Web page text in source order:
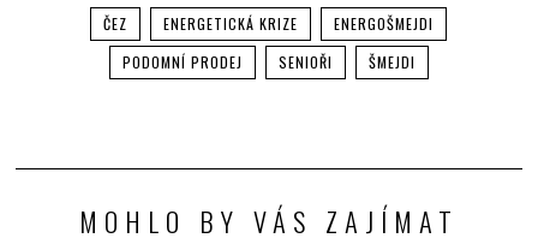
ČEZ ENERGETICKÁ KRIZE
ENERGOŠMEJDI
PODOMNÍ PRODEJ
SENIOŘI ŠMEJDI
MOHLO BY VÁS ZAJÍMAT